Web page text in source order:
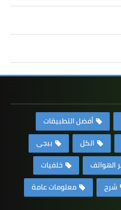
أفضل التطبيقات
الكل
ببجى
الهواتف
خلفيات
شرح معلومات عامة